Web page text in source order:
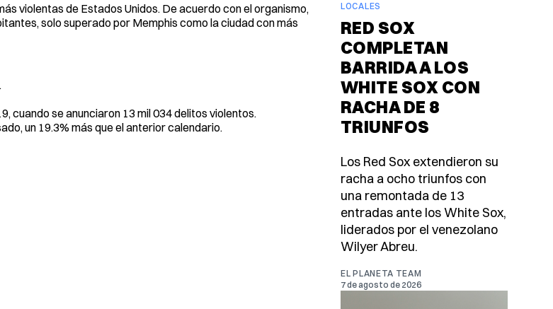
violentas de Estados Unidos. De acuerdo con el organismo,
solo superado por Memphis como la ciudad con más
cuando se anunciaron 13 mil 034 delitos violentos.
un 19.3% más que el anterior calendario.
LOCALES
RED SOX
COMPLETAN
BARRIDA A LOS
WHITE SOX CON
RACHA DE 8
TRIUNFOS
Los Red Sox extendieron su
racha a ocho triunfos con
una remontada de 13
entradas ante los White Sox,
liderados por el venezolano
Wilyer Abreu.
EL PLANETA TEAM
7 de agosto de 2026